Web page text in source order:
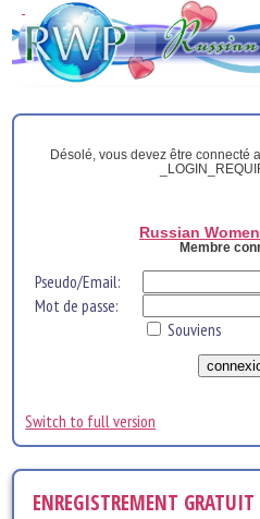
Désolé, vous devez être connecté
Russian
Membre
Pseudo/Email:
Mot de passe:
Souviens
Switch to full version
ENREGISTREMENT GRATUIT